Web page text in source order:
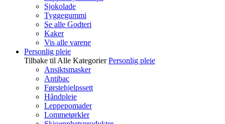
Sjokolade
Tyggegummi
Se alle Godteri
Kaker
Vis alle varene
Personlig pleie
Tilbake til Alle Kategorier Personlig pleie
Ansiktsmasker
Antibac
Førstehjelpssett
Håndpleie
Leppepomader
Lommetørkler